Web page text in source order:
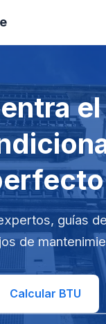
guías
de
Calcular BTU